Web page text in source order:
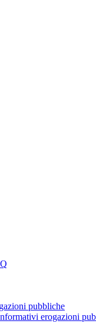
pubbliche
erogazioni